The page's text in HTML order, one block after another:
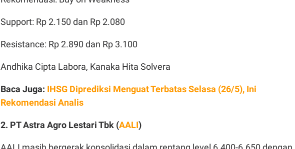
Support: Rp 2.150 dan Rp 2.080
Resistance: Rp 2.890 dan Rp 3.100
Andhika Cipta Labora, Kanaka Hita Solvera
Baca Juga: IHSG Diprediksi Menguat Terbatas Selasa (26/5), Ini
Rekomendasi Analis
2. PT Astra Agro Lestari Tbk (AALI)